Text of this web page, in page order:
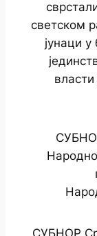
светском
јунаци
СУБНОР